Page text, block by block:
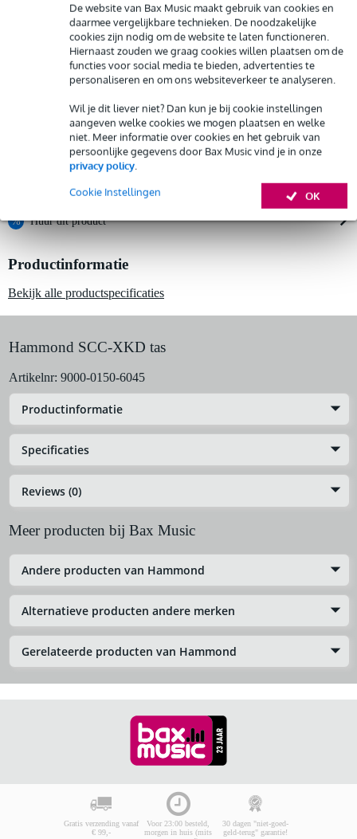
De website van Bax Music maakt gebruik van cookies en
daarmee vergelijkbare technieken. De noodzakelijke
cookies zijn nodig om de website te laten functioneren.
Hiernaast zouden we graag cookies willen plaatsen om de
functies voor social media te bieden, advertenties te
personaliseren en om ons websiteverkeer te analyseren.
Wil je dit liever niet? Dan kun je bij cookie instellingen
aangeven welke cookies we mogen plaatsen en welke
niet. Meer informatie over cookies en het gebruik van
persoonlijke gegevens door Bax Music vind je in onze
privacy policy.
OK
Cookie Instellingen
Bestel voor 23:00 = morgen in huis (gratis)
30 dagen 'niet goed geld terug' garantie
3 jaar Bax Music garantie
Gratis ophalen in de winkel
% Huur dit product
Huur dit product al vanaf 32 euro per maand
€ 2.500,-
Gratisthuisbezorgd of op te halen in de winkel
De mogelijkheid om je product(en) met korting te kopen
Productinformatie
Bekijk alle productspecificaties
Hammond SCC-XKD tas
Artikelnr: 9000-0150-6045
Productinformatie
Specificaties
Reviews (0)
Meer producten bij Bax Music
Andere producten van Hammond
Alternatieve producten andere merken
Gerelateerde producten van Hammond
Gratis verzending vanaf
€ 99,-
Voor 23:00 besteld,
morgen in huis (mits
30 dagen "niet-goed-
geld-terug" garantie!